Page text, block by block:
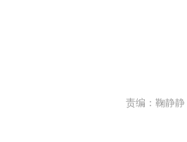
责编：鞠静静